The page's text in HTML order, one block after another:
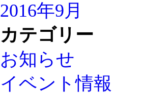
2016年9月
カテゴリー
お知らせ
イベント情報